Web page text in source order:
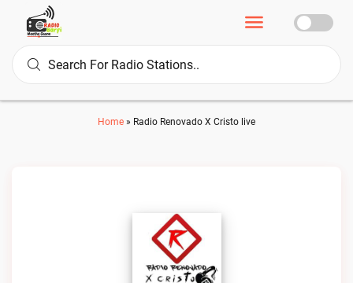
Home » Radio Renovado X Cristo live